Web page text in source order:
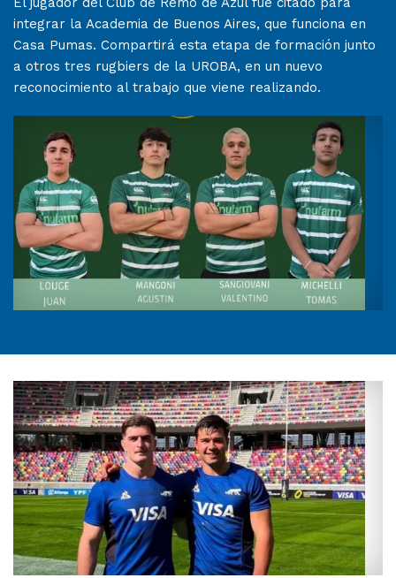
integrar la Academia de Buenos Aires, que funciona en
Casa Pumas. Compartirá esta etapa de formación junto
a otros tres rugbiers de la UROBA, en un nuevo
reconocimiento al trabajo que viene realizando.